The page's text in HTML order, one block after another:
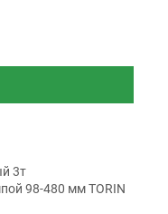
3т
98-480 мм TORIN